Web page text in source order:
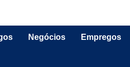
Negócios Empregos